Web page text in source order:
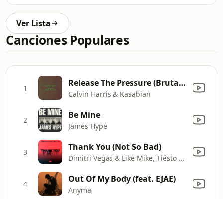
Ver Lista
Canciones Populares
1 Release The Pressure (Brutal Edit)
Calvin Harris & Kasabian
2 Be Mine
James Hype
3 Thank You (Not So Bad)
Dimitri Vegas & Like Mike, Tiësto & Dido
4 Out Of My Body (feat. EJAE)
Anyma